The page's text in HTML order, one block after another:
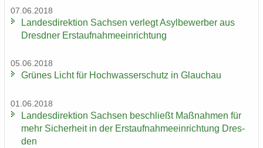
07.06.2018
Lan­des­di­rek­ti­on Sach­sen ver­legt Asyl­be­wer­ber aus
Dresd­ner Erst­auf­nah­me­ein­rich­tung
05.06.2018
Grü­nes Licht für Hoch­was­ser­schutz in Glauch­au
01.06.2018
Lan­des­di­rek­ti­on Sach­sen be­schließt Maß­nah­men für
mehr Si­cher­heit in der Erst­auf­nah­me­ein­rich­tung Dres­
den